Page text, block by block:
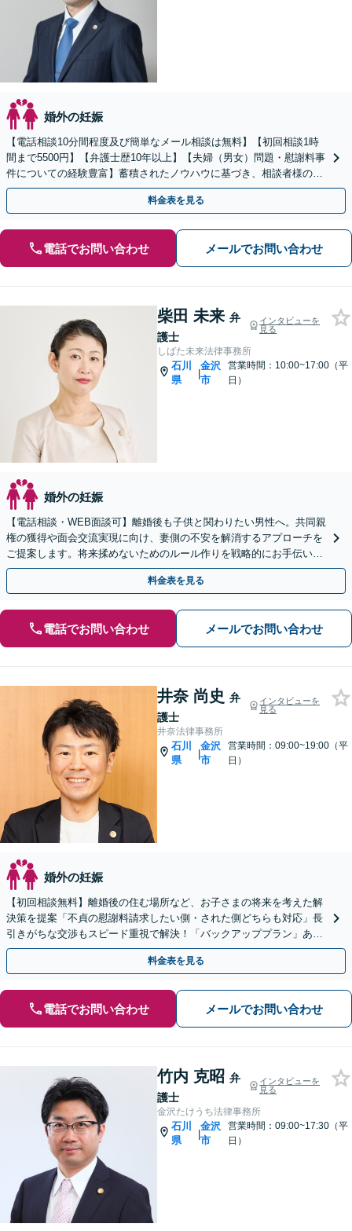
婚外の妊娠
【電話相談10分間程度及び簡単なメール相談は無料】【初回相談1時
間まで5500円】【弁護士歴10年以上】【夫婦（男女）問題・慰謝料事
件についての経験豊富】蓄積されたノウハウに基づき、相談者様の要
望を最大限に実現します。
料金表を見る
電話でお問い合わせ メールでお問い合わせ
柴田 未来 弁
護士
インタビューを
見る
しばた未来法律事務所
石川
県
|
金沢
市
営業時間：10:00~17:00（平
日）
婚外の妊娠
【電話相談・WEB面談可】離婚後も子供と関わりたい男性へ。共同親
権の獲得や面会交流実現に向け、妻側の不安を解消するアプローチを
ご提案します。将来揉めないためのルール作りを戦略的にお手伝い
し、あなたを長期的に支えます。
料金表を見る
電話でお問い合わせ メールでお問い合わせ
井奈 尚史 弁
護士
インタビューを
見る
井奈法律事務所
石川
県
|
金沢
市
営業時間：09:00~19:00（平
日）
婚外の妊娠
【初回相談無料】離婚後の住む場所など、お子さまの将来を考えた解
決策を提案「不貞の慰謝料請求したい側・された側どちらも対応」長
引きがちな交渉もスピード重視で解決！「バックアッププラン」あり
【完全個室】【子連れ相談可】【法テラス可】
料金表を見る
電話でお問い合わせ メールでお問い合わせ
竹内 克昭 弁
護士
インタビューを
見る
金沢たけうち法律事務所
石川
県
|
金沢
市
営業時間：09:00~17:30（平
日）